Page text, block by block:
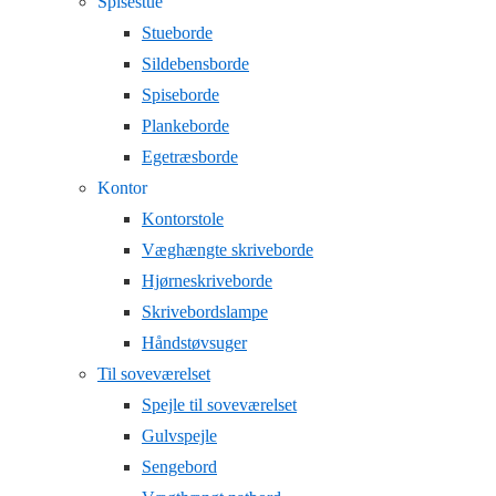
Stueborde
Sildebensborde
Spiseborde
Plankeborde
Egetræsborde
Kontor
Kontorstole
Væghængte skriveborde
Hjørneskriveborde
Skrivebordslampe
Håndstøvsuger
Til soveværelset
Spejle til soveværelset
Gulvspejle
Sengebord